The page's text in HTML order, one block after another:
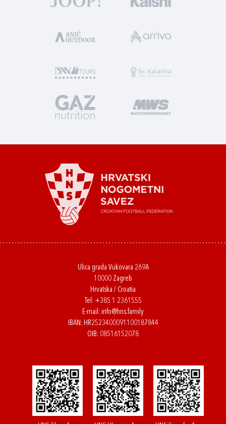
Ulica grada Vukovara 269A
10000 Zagreb
Hrvatska / Croatia
Tel: +385 1 2361555
E-mail: info@hns.family
IBAN: HR2523400091100187844
OIB: 08516152078